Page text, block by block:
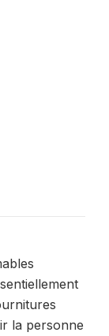
la personne